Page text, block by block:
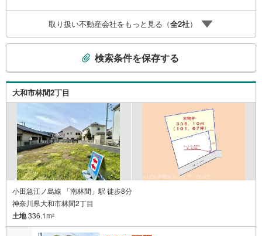
取り扱い不動産会社をもっと見る（全2社）
検
索
条
受
け
取
る
・
検索条件を保存する
大和市林間2丁目
小田急江ノ島線 「南林間」駅 徒歩8分
神奈川県大和市林間2丁目
土地336.1m2